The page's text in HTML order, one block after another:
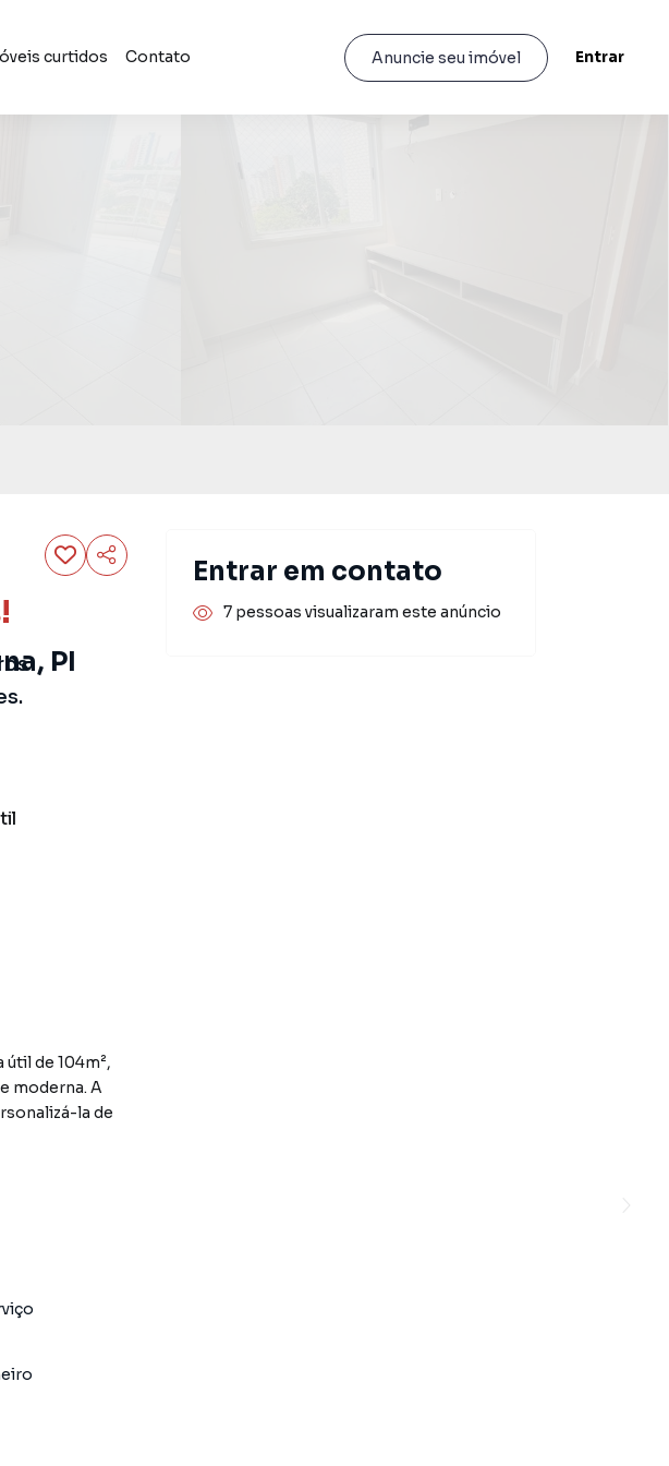
curtidos Contato Anuncie seu imóvel Entrar
PI
de 104m²,
moderna. A
la de
jantar, quarto
com
Entrar em contato
7 pessoas visualizaram este anúncio